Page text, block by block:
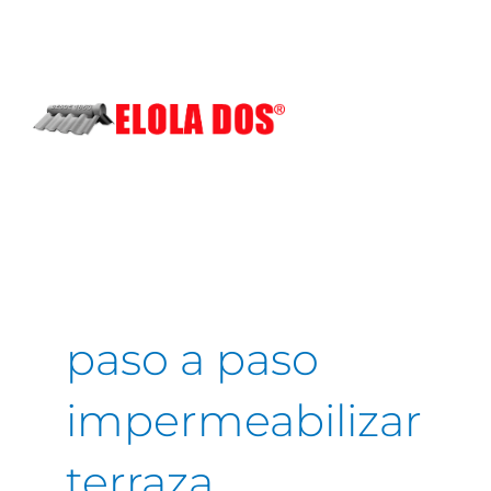
paso a paso
impermeabilizar